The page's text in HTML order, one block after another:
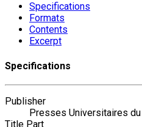
Specifications
Formats
Contents
Excerpt
Specifications
Publisher
Presses Universitaires
Title Part